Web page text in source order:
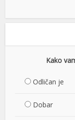
Kako
Odličan je
Dobar